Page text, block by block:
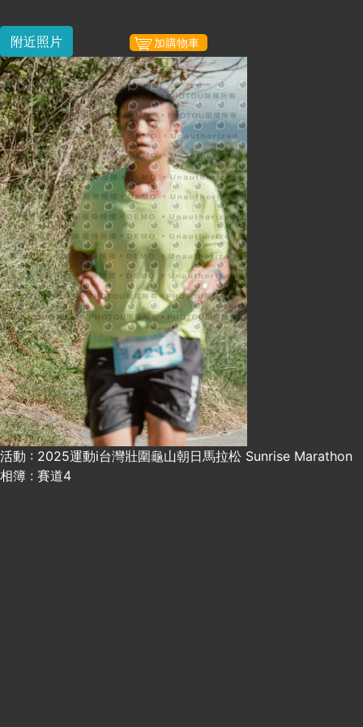
附近照片 加購物車
活動 : 2025運動i台灣壯圍龜山朝日馬拉松 Sunrise Marathon
相簿 : 賽道4